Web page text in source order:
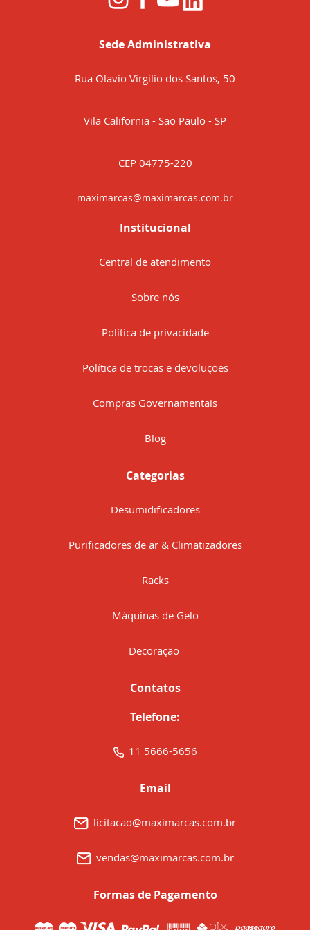
Sede Administrativa
Rua Olavio Virgilio dos Santos, 50
Vila California - Sao Paulo - SP
CEP 04775-220
maximarcas@maximarcas.com.br
Institucional
Central de atendimento
Sobre nós
Política de privacidade
Política de trocas e devoluções
Compras Governamentais
Blog
Categorias
Desumidificadores
Purificadores de ar & Climatizadores
Racks
Máquinas de Gelo
Decoração
Contatos
Telefone:
11 5666-5656
Email
licitacao@maximarcas.com.br
vendas@maximarcas.com.br
Formas de Pagamento